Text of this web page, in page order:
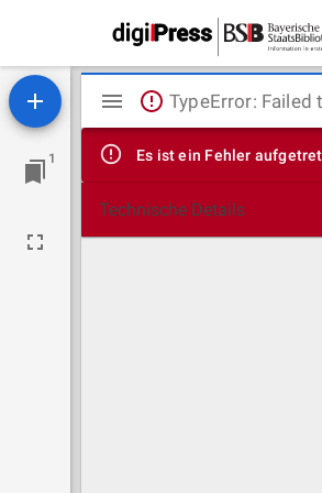
1
Mirador
Viewer
TypeError: Failed
Es ist ein Fehler
Technische Details